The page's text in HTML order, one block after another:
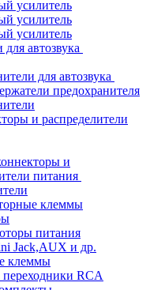
усилитель
усилитель
усилитель
автозвука
для автозвука
предохранителя
и распределители
и
питания
клеммы
питания
Jack,AUX и др.
клеммы
RCA